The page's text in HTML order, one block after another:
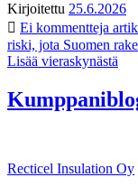
Kirjoitettu 25.6.2026
Ei kommentteja
riski, jota Suomen
Lisää vieraskynästä
Recticel Insulation Oy